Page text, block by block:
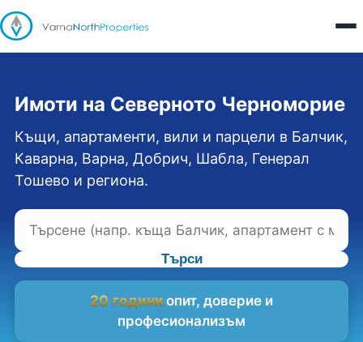
Имоти на Северното Черноморие
Къщи, апартаменти, вили и парцели в Балчик,
Каварна, Варна, Добрич, Шабла, Генерал
Тошево и региона.
Търси
20 години опит, доверие и
професионализъм